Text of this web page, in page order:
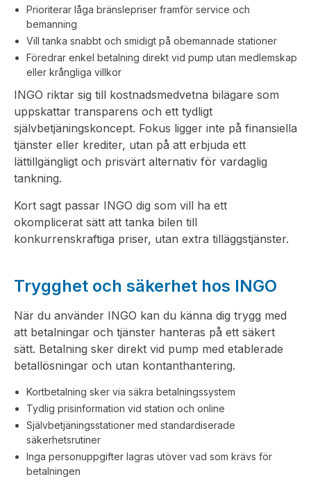
Prioriterar låga bränslepriser framför service och
bemanning
Vill tanka snabbt och smidigt på obemannade stationer
Föredrar enkel betalning direkt vid pump utan medlemskap
eller krångliga villkor
INGO riktar sig till kostnadsmedvetna bilägare som
uppskattar transparens och ett tydligt
självbetjäningskoncept. Fokus ligger inte på finansiella
tjänster eller krediter, utan på att erbjuda ett
lättillgängligt och prisvärt alternativ för vardaglig
tankning.
Kort sagt passar INGO dig som vill ha ett
okomplicerat sätt att tanka bilen till
konkurrenskraftiga priser, utan extra tilläggstjänster.
Trygghet och säkerhet hos INGO
När du använder INGO kan du känna dig trygg med
att betalningar och tjänster hanteras på ett säkert
sätt. Betalning sker direkt vid pump med etablerade
betallösningar och utan kontanthantering.
Kortbetalning sker via säkra betalningssystem
Tydlig prisinformation vid station och online
Självbetjäningsstationer med standardiserade
säkerhetsrutiner
Inga personuppgifter lagras utöver vad som krävs för
betalningen